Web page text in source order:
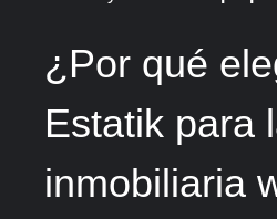
¿Por qué
Estatik para
inmobiliaria